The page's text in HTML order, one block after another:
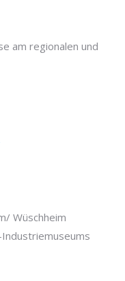
am regionalen und
Wüschheim